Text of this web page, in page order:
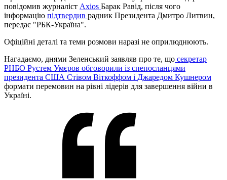
повідомив журналіст Axios Барак Равід, після чого
інформацію підтвердив радник Президента Дмитро Литвин,
передає "РБК-Україна".
Офіційні деталі та теми розмови наразі не оприлюднюють.
Нагадаємо, днями Зеленський заявляв про те, що секретар
РНБО Рустем Умєров обговорили із спепосланцями
президента США Стівом Віткоффом і Джаредом Кушнером
формати перемовин на рівні лідерів для завершення війни в
Україні.